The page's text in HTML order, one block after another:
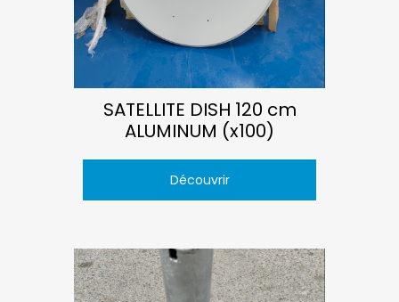
SATELLITE DISH 120 cm
ALUMINUM (x100)
Découvrir